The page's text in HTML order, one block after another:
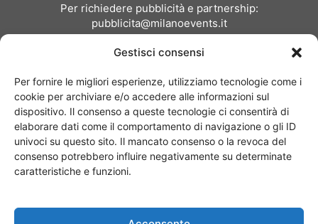
Gestisci consensi
Per fornire le migliori esperienze, utilizziamo tecnologie come i
cookie per archiviare e/o accedere alle informazioni sul
dispositivo. Il consenso a queste tecnologie ci consentirà di
elaborare dati come il comportamento di navigazione o gli ID
univoci su questo sito. Il mancato consenso o la revoca del
consenso potrebbero influire negativamente su determinate
caratteristiche e funzioni.
Per richiedere pubblicità e partnership:
pubblicita@milanoevents.it
Chi siamo I Nostri Clienti